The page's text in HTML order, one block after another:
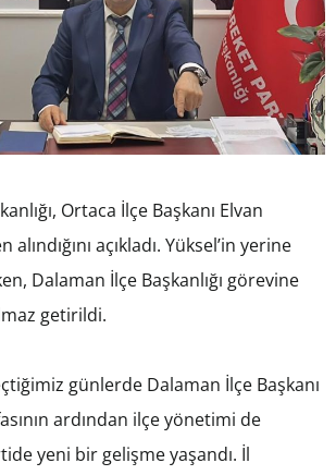
Ortaca İlçe Başkanı Elvan
alındığını açıkladı. Yüksel’in yerine
Dalaman İlçe Başkanlığı görevine
getirildi.
günlerde Dalaman İlçe Başkanı
ardından ilçe yönetimi de
yeni bir gelişme yaşandı. İl